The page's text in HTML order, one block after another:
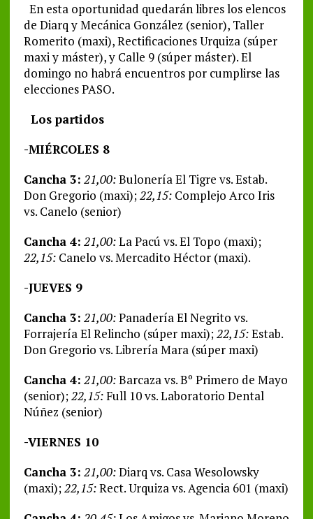
En esta oportunidad quedarán libres los elencos
de Diarq y Mecánica González (senior), Taller
Romerito (maxi), Rectificaciones Urquiza (súper
maxi y máster), y Calle 9 (súper máster). El
domingo no habrá encuentros por cumplirse las
elecciones PASO.
Los partidos
-MIÉRCOLES 8
Cancha 3: 21,00:Bulonería El Tigre vs. Estab.
Don Gregorio (maxi);22,15:Complejo Arco Iris
vs. Canelo (senior)
Cancha 4: 21,00:La Pacú vs. El Topo (maxi);
22,15:Canelo vs. Mercadito Héctor (maxi).
-JUEVES 9
Cancha 3: 21,00:Panadería El Negrito vs.
Forrajería El Relincho (súper maxi);22,15:Estab.
Don Gregorio vs. Librería Mara (súper maxi)
Cancha 4: 21,00:Barcaza vs. Bº Primero de Mayo
(senior);22,15:Full 10 vs. Laboratorio Dental
Núñez (senior)
-VIERNES 10
Cancha 3: 21,00:Diarq vs. Casa Wesolowsky
(maxi);22,15:Rect. Urquiza vs. Agencia 601 (maxi)